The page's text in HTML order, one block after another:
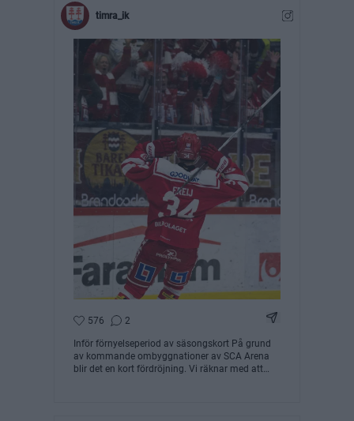
timra_ik
576 2 Dela
Inför förnyelseperiod av säsongskort På grund
av kommande ombyggnationer av SCA Arena
blir det en kort fördröjning. Vi räknar med att